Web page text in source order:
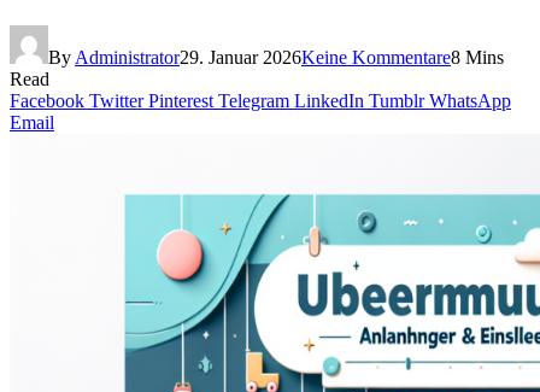
By Administrator29. Januar 2026Keine Kommentare8 Mins
Read
Facebook Twitter Pinterest Telegram LinkedIn Tumblr WhatsApp
Email